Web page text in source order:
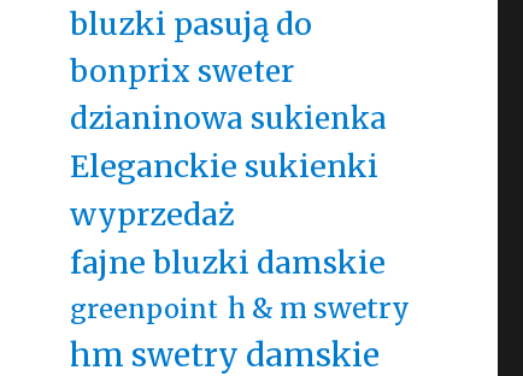
bluzki pasują do
bonprix sweter
dzianinowa sukienka
Eleganckie sukienki
wyprzedaż
fajne bluzki damskie
greenpoint h & m swetry
hm swetry damskie